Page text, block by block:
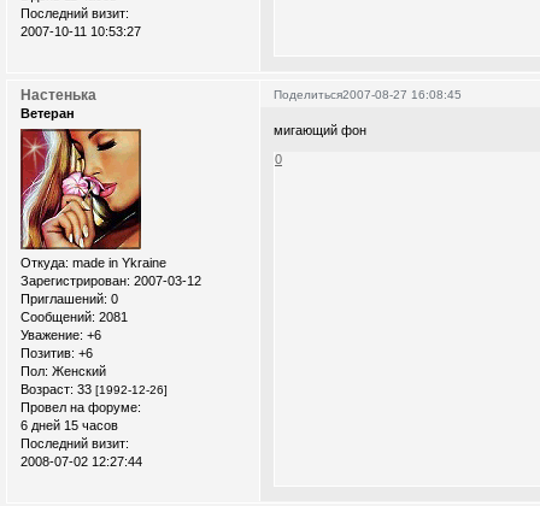
Последний визит:
2007-10-11 10:53:27
Поделиться2007-08-27 16:08:45
Настенька
Ветеран
Откуда: made in Ykraine
Зарегистрирован: 2007-03-12
Приглашений: 0
Сообщений: 2081
Уважение: +6
Позитив: +6
Пол: Женский
Возраст: 33 [1992-12-26]
Провел на форуме:
6 дней 15 часов
Последний визит:
2008-07-02 12:27:44
мигающий фон
0